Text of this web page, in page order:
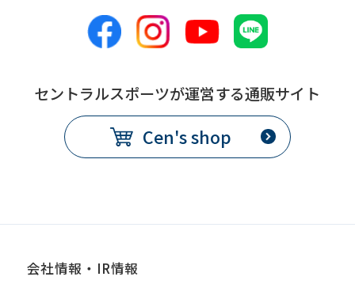
セントラルスポーツが運営する通販サイト
Cen's shop
会社情報・IR情報